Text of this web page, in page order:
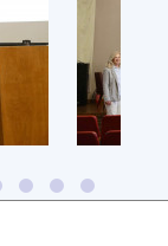
фото
учасників